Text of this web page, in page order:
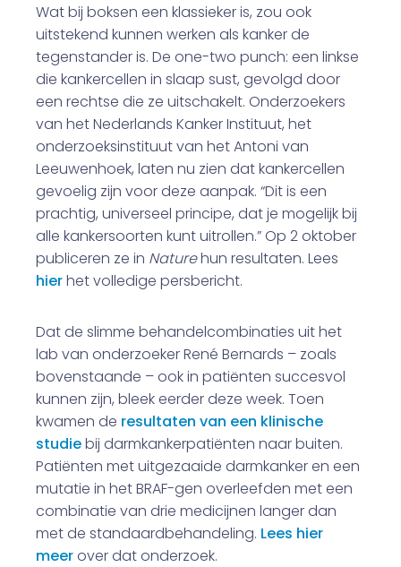
Wat bij boksen een klassieker is, zou ook
uitstekend kunnen werken als kanker de
tegenstander is. De one-two punch: een linkse
die kankercellen in slaap sust, gevolgd door
een rechtse die ze uitschakelt. Onderzoekers
van het Nederlands Kanker Instituut, het
onderzoeksinstituut van het Antoni van
Leeuwenhoek, laten nu zien dat kankercellen
gevoelig zijn voor deze aanpak. “Dit is een
prachtig, universeel principe, dat je mogelijk bij
alle kankersoorten kunt uitrollen.” Op 2 oktober
publiceren ze in Naturehun resultaten. Lees
hierhet volledige persbericht.
Dat de slimme behandelcombinaties uit het
lab van onderzoeker René Bernards – zoals
bovenstaande – ook in patiënten succesvol
kunnen zijn, bleek eerder deze week. Toen
kwamen de resultaten van een klinische
studiebij darmkankerpatiënten naar buiten.
Patiënten met uitgezaaide darmkanker en een
mutatie in het BRAF-gen overleefden met een
combinatie van drie medicijnen langer dan
met de standaardbehandeling. Lees hier
meerover dat onderzoek.